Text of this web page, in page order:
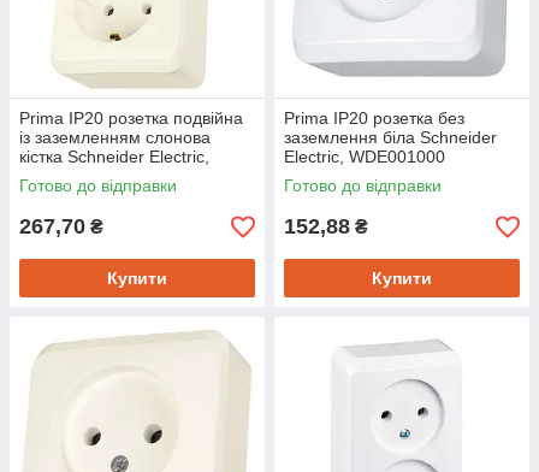
Prima IP20 розетка подвійна
із заземленням слонова
кістка Schneider Electric,
WDE001148
Готово до відправки
267,70 ₴
Купити
Prima IP20 розетка без
заземлення біла Schneider
Electric, WDE001000
Готово до відправки
152,88 ₴
Купити